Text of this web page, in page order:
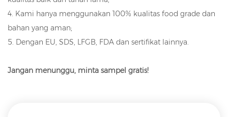
4. Kami hanya menggunakan 100% kualitas food grade dan
bahan yang aman;
5. Dengan EU, SDS, LFGB, FDA dan sertifikat lainnya.
Jangan menunggu, minta sampel gratis!